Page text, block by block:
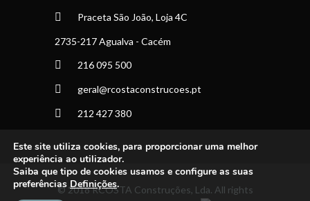
Praceta São João, Loja 4C
2735-217 Agualva - Cacém
216 095 500
geral@rcostaconstrucoes.pt
212 427 380
© 2018 RCOSTA Construções, Lda. All rights
Este site utiliza cookies, para proporcionar uma melhor
experiência ao utilizador.
Saiba que tipo de cookies usamos e configure as suas
preferênciasDefinições.